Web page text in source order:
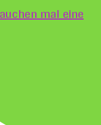
mal eine